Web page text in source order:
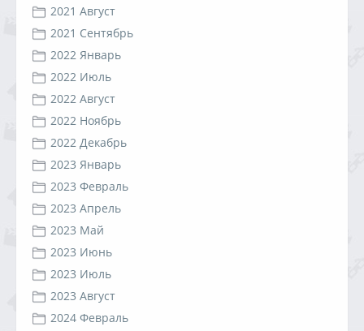
2021 Август
2021 Сентябрь
2022 Январь
2022 Июль
2022 Август
2022 Ноябрь
2022 Декабрь
2023 Январь
2023 Февраль
2023 Апрель
2023 Май
2023 Июнь
2023 Июль
2023 Август
2024 Февраль